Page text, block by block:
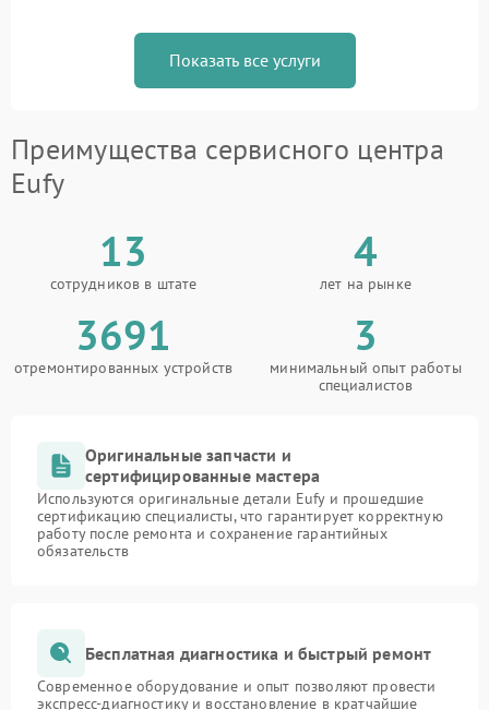
Показать все услуги
Преимущества сервисного центра
Eufy
13
сотрудников в штате
4
лет на рынке
3691
отремонтированных устройств
3
минимальный опыт работы
специалистов
Оригинальные запчасти и
сертифицированные мастера
Используются оригинальные детали Eufy и прошедшие
сертификацию специалисты, что гарантирует корректную
работу после ремонта и сохранение гарантийных
обязательств
Бесплатная диагностика и быстрый ремонт
Современное оборудование и опыт позволяют провести
экспресс-диагностику и восстановление в кратчайшие